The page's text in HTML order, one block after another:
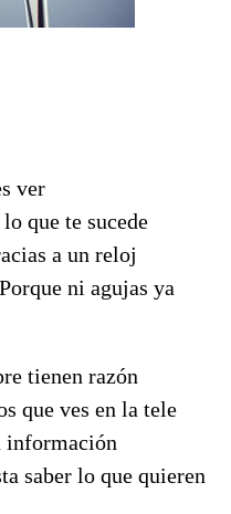
ver
que te sucede
a un reloj
ni agujas ya
tienen razón
que ves en la tele
información
saber lo que quieren